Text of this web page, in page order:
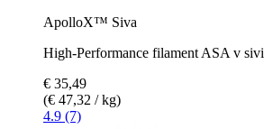
ApolloX™ Siva
High-Performance filament ASA v sivi
€ 35,49
(€ 47,32 / kg)
4.9 (7)